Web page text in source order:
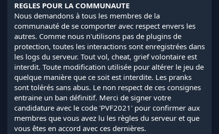
REGLES POUR LA COMMUNAUTE
Nous demandons à tous les membres de la
communauté de se comporter avec respect envers les
autres. Comme nous n'utilisons pas de plugins de
protection, toutes les interactions sont enregistrées dans
les logs du serveur. Tout vol, cheat, grief volontaire est
interdit. Toute modification utilisée pour altérer le jeu de
quelque manière que ce soit est interdite. Les pranks
sont tolérés sans abus. Le non respect de ces consignes
entraine un ban définitif. Merci de signer votre
candidature avec le code 'PVF2021' pour confirmer aux
membres que vous avez lu les règles du serveur et que
vous êtes en accord avec ces dernières.